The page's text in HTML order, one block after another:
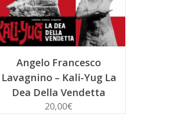
Angelo Francesco
Lavagnino – Kali-Yug La
Dea Della Vendetta
20,00€